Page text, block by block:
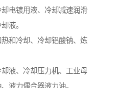
电镀用液、冷却减速润滑
液。
和冷却、冷却铝酸钠、炼
液、冷却压力机、工业母
液力偶合器液力油。